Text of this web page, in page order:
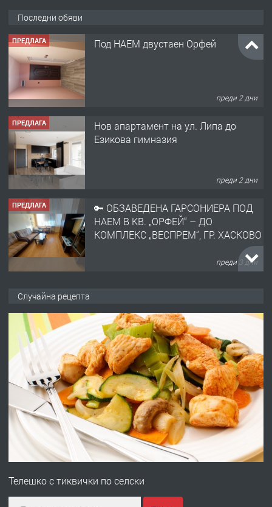
Последни обяви
ПРЕДЛАГА Под НАЕМ двустаен Орфей
преди 2 дни
ПРЕДЛАГА
Нов апартамент на ул. Липа до
Езикова гимназия
преди 2 дни
ПРЕДЛАГА
🔑 ОБЗАВЕДЕНА ГАРСОНИЕРА ПОД
НАЕМ В КВ. „ОРФЕЙ“ – ДО
КОМПЛЕКС „ВЕСПРЕМ“, ГР. ХАСКОВО
преди 3 дни
АПАРТАМЕНТ В ЦЕНТЪРА НА ГР.
ХАСКОВО
преди 4 дни
ПРЕДЛАГА Давам гараж под наем
преди 4 дни
ПРЕДЛАГА
№4120 Магазин/Офис под наем в кв.
градската градина!
Случайна рецепта
Телешко с тиквички по селски